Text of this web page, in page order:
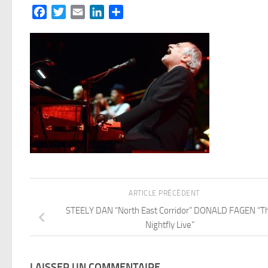
FacebookTwitterEmail LinkedIn
ARTICLE PRÉCÉDENT
STEELY DAN “North East Corridor” DONALD FAGEN
Nightfly Live”